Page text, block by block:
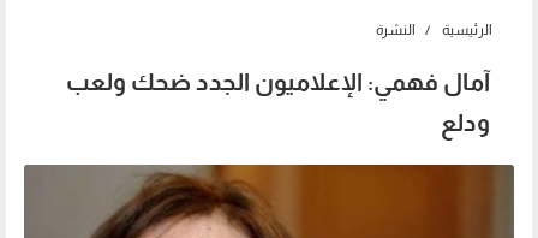
الرئيسية النشرة
آمال فهمي: الإعلاميون الجدد ضحك ولعب
ودلع